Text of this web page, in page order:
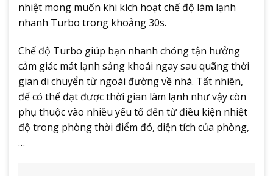
nhiệt mong muốn khi kích hoạt chế độ làm lạnh
nhanh Turbo trong khoảng 30s.
Chế độ Turbo giúp bạn nhanh chóng tận hưởng
cảm giác mát lạnh sảng khoái ngay sau quãng thời
gian di chuyển từ ngoài đường về nhà. Tất nhiên,
để có thể đạt được thời gian làm lạnh như vậy còn
phụ thuộc vào nhiều yếu tố đến từ điều kiện nhiệt
độ trong phòng thời điểm đó, diện tích của phòng,
…